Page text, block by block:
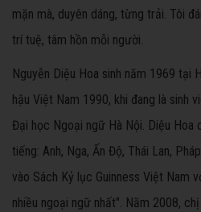
mặn mà, duyên dáng, từng trải. Tôi
trí tuệ, tâm hồn mỗi người.
Nguyễn Diệu Hoa sinh năm 1969 tại
hậu Việt Nam 1990, khi đang là sinh
Đại học Ngoại ngữ Hà Nội. Diệu
tiếng: Anh, Nga, Ấn Độ, Thái Lan,
vào Sách Kỷ lục Guinness Việt Nam
nhiều ngoại ngữ nhất". Năm 2008,